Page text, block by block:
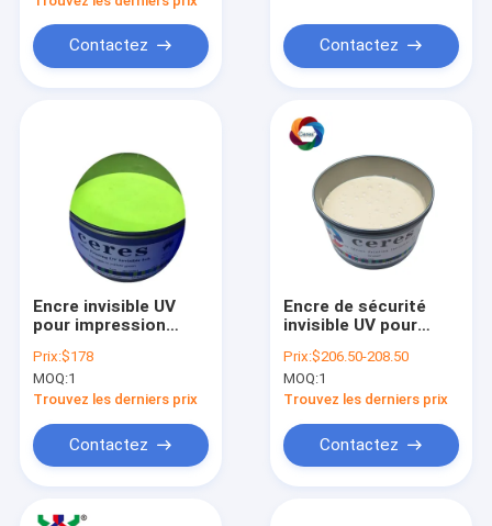
Contactez Contactez
Encre invisible UV
pour impression
vert herbe
Prix:$178
MOQ:1
Trouvez les derniers prix
Contactez
Encre de sécurité
invisible UV pour
à orange
Prix:$206.50-208.50
MOQ:1
Trouvez les derniers prix
Contactez